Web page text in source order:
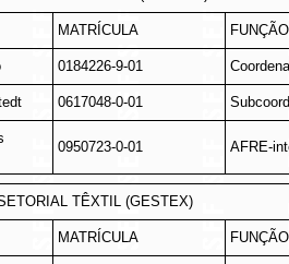
MATRÍCULA FUNÇÃO
0184226-9-01
0617048-0-01
0950723-0-01 AFRE-
TÊXTIL (GESTEX)
MATRÍCULA FUNÇÃO